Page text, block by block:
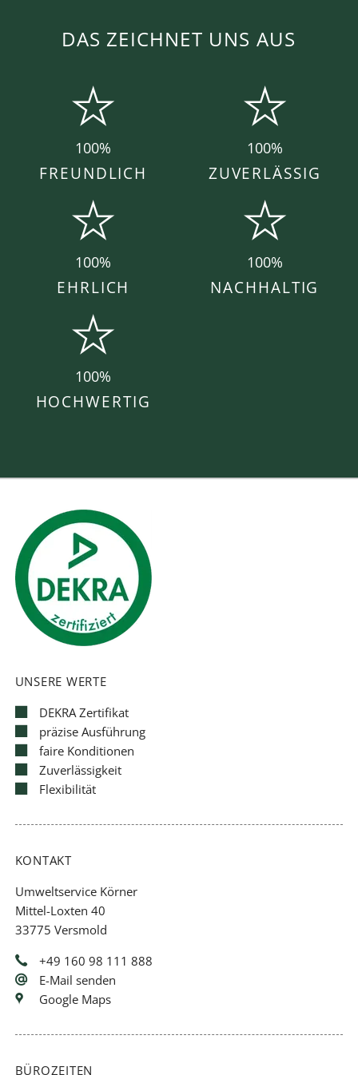
DAS ZEICHNET UNS AUS
100%
FREUNDLICH
100%
ZUVERLÄSSIG
100%
EHRLICH
100%
NACHHALTIG
100%
HOCHWERTIG
UNSERE WERTE
DEKRA Zertifikat
präzise Ausführung
faire Konditionen
Zuverlässigkeit
Flexibilität
KONTAKT
Umweltservice Körner
Mittel-Loxten 40
33775 Versmold
+49 160 98 111 888
E-Mail senden
Google Maps
BÜROZEITEN